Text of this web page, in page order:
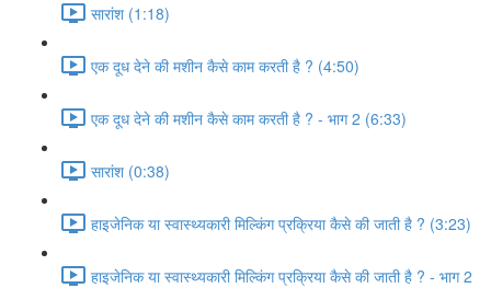
सारांश (1:18)
एक दूध देने की मशीन कैसे काम करती है ? (4:50)
एक दूध देने की मशीन कैसे काम करती है ? - भाग 2 (6:33)
सारांश (0:38)
हाइजेनिक या स्वास्थ्यकारी मिल्किंग प्रक्रिया कैसे की जाती है ? (3:23)
हाइजेनिक या स्वास्थ्यकारी मिल्किंग प्रक्रिया कैसे की जाती है ? - भाग 2